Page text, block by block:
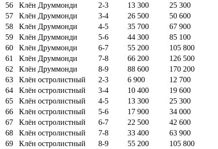
56
Клён Друммонди 2-3 13 300
25 300
57
Клён Друммонди 3-4 26 500
50 600
58
Клён Друммонди 4-5 35 700
67 900
59
Клён Друммонди 5-6 44 300
85 100
60
Клён Друммонди 6-7 55 200
105 800
61
Клён Друммонди 7-8 66 200
126 500
62
Клён Друммонди 8-9 88 600
170 200
63
Клён остролистный 2-3 6 900
12 700
64
Клён остролистный 3-4 10 400
19 600
65
Клён остролистный 4-5 13 300
25 300
66
Клён остролистный 5-6 17 900
34 000
67
Клён остролистный 6-7 22 500
42 600
68
Клён остролистный 7-8 33 400
63 900
69
Клён остролистный 8-9 55 200
105 800